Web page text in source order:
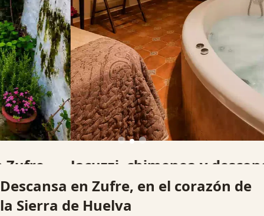
Jacuzzi, chimenea y desconexión
Alojamientos pensados para parejas, familias y grupos que
buscan una escapada rural diferente.
Descansa en Zufre, en el corazón de
la Sierra de Huelva